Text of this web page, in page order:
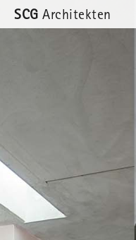
SCG Architekten